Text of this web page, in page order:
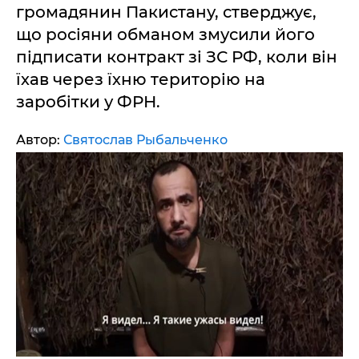
громадянин Пакистану, стверджує,
що росіяни обманом змусили його
підписати контракт зі ЗС РФ, коли він
їхав через їхню територію на
заробітки у ФРН.
Автор: Святослав Рыбальченко